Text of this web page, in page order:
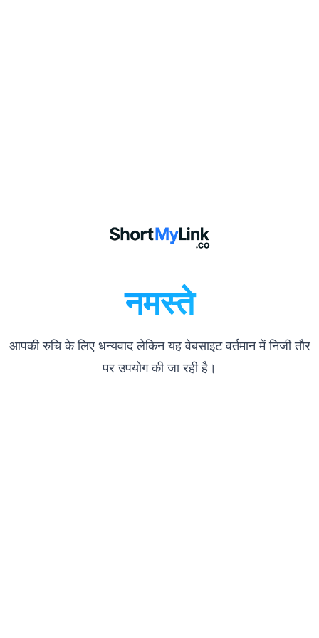
नमस्ते
आपकी रुचि के लिए धन्यवाद लेकिन यह वेबसाइट वर्तमान में निजी तौर
पर उपयोग की जा रही है।